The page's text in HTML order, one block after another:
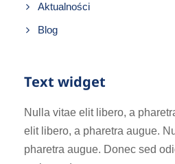
Aktualności
Blog
Text widget
Nulla vitae elit libero, a
elit libero, a pharetra augue.
pharetra augue. Donec sed